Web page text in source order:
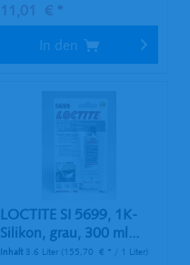
11,01 € *
In den
LOCTITE SI 5699, 1K-
Silikon, grau, 300 ml...
Inhalt 3.6 Liter (155,70 € * / 1 Liter)